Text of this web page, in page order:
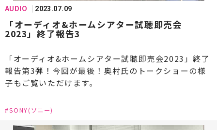
#IsoTek(アイソテック)
#KEF(ケーイーエフ) #KLAUDiO(クラウディオ)
#KRIPTON(クリプトン)
#Kojo Technology(コージョーテクノロジー)
AUDIO 2023.07.09
「オーディオ&ホームシアター試聴即売会
2023」終了報告3
「オーディオ&ホームシアター試聴即売会2023」終了
報告第3弾！今回が最後！奥村氏のトークショーの様
子もご覧いただけます。
#SONY(ソニー)